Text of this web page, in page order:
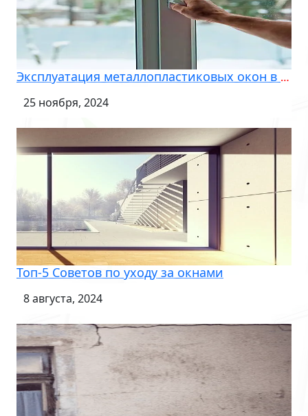
Эксплуатация металлопластиковых окон в зимних условиях: все, что нужно знать
25 ноября, 2024
Топ-5 Советов по уходу за окнами
8 августа, 2024